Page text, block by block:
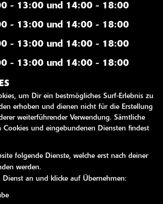
- 13:00 und 14:00 - 18:00
- 13:00 und 14:00 - 18:00
- 13:00 und 14:00 - 18:00
- 13:00 und 14:00 - 18:00
- 13:00
um Dir ein bestmögliches Surf-Erlebnis zu
erhoben und dienen nicht für die Erstellung
weiterführender Verwendung. Sämtliche
Cookies und eingebundenen Diensten findest
folgende Dienste, welche erst nach deiner
werden.
Dienst an und klicke auf Übernehmen: